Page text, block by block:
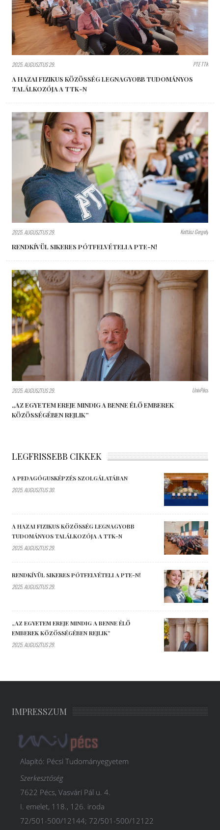
2025. AUGUSZTUS 29. PTE TTK
A HAZAI FIZIKUS KÖZÖSSÉG LEGNAGYOBB TUDOMÁNYOS
TALÁLKOZÓJA A TTK-N
2025. AUGUSZTUS 29. Kottász Gergely
RENDKÍVÜL SIKERES PÓTFELVÉTELI A PTE-N!
2025. AUGUSZTUS 29. UnivPécs
„AZ EGYETEM EREJE MINDIG A BENNE ÉLŐ EMBEREK
KÖZÖSSÉGÉBEN REJLIK”
LEGFRISSEBB CIKKEK
A PEDAGÓGUSKÉPZÉS SZOLGÁLATÁBAN
2025. AUGUSZTUS 30.
A HAZAI FIZIKUS KÖZÖSSÉG LEGNAGYOBB
TUDOMÁNYOS TALÁLKOZÓJA A TTK-N
2025. AUGUSZTUS 29.
RENDKÍVÜL SIKERES PÓTFELVÉTELI A PTE-N!
2025. AUGUSZTUS 29.
„AZ EGYETEM EREJE MINDIG A BENNE ÉLŐ
EMBEREK KÖZÖSSÉGÉBEN REJLIK”
2025. AUGUSZTUS 29.
IMPRESSZUM
Alapító: Pécsi Tudományegyetem
Szerkesztőség
7622 Pécs, Vasvári Pál u. 4.
I. emelet, 118., 126. iroda
72/501-500/12144; 72/501-500/12122